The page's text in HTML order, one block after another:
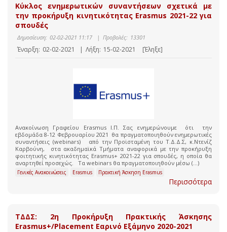
Κύκλος ενημερωτικών συναντήσεων σχετικά με
την προκήρυξη κινητικότητας Erasmus 2021-22 για
σπουδές
Δημοσίευση: 02-02-2021 11:17 | Προβολές: 13301
Έναρξη: 02-02-2021 | Λήξη: 15-02-2021 [Έληξε]
Ανακοίνωση Γραφείου Erasmus I.Π. Σας ενημερώνουμε ότι την
εβδομάδα 8-12 Φεβρουαρίου 2021 θα πραγματοποιηθούν ενημερωτικές
συναντήσεις (webinars) από την Προϊσταμένη του Τ.Δ.Δ.Σ, κ.Ντενίζ
Καρβούνη, στα ακαδημαϊκά Τμήματα αναφορικά με την προκήρυξη
φοιτητικής κινητικότητας Εrasmus+ 2021-22 για σπουδές, η οποία θα
αναρτηθεί προσεχώς. Τα webinars θα πραγματοποιηθούν μέσω (...)
Γενικές Ανακοινώσεις Erasmus Πρακτική Άσκηση Erasmus
Περισσότερα
ΤΔΔΣ: 2η Προκήρυξη Πρακτικής Άσκησης
Erasmus+/Placement Εαρινό Εξάμηνο 2020-2021